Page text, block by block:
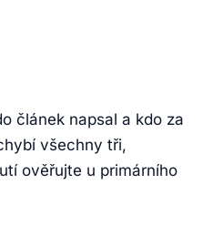
článek napsal a kdo za
všechny tři,
ověřujte u primárního